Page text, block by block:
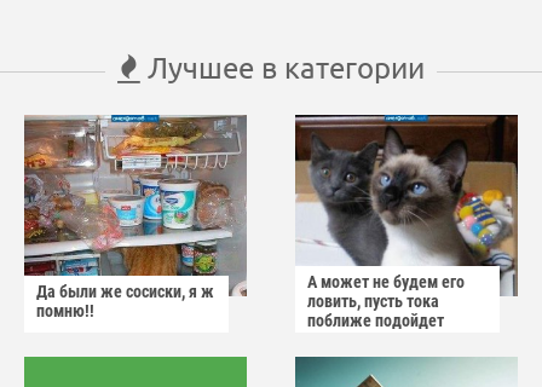
Лучшее в категории
Да были же сосиски, я ж
помню!!
А может не будем его
ловить, пусть тока
поближе подойдет